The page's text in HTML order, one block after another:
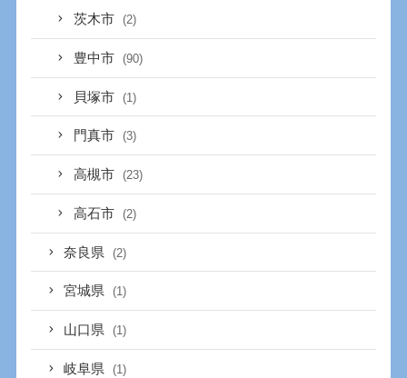
茨木市 (2)
豊中市 (90)
貝塚市 (1)
門真市 (3)
高槻市 (23)
高石市 (2)
奈良県 (2)
宮城県 (1)
山口県 (1)
岐阜県 (1)